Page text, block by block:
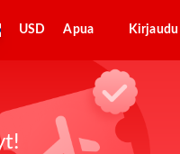
USD Apua